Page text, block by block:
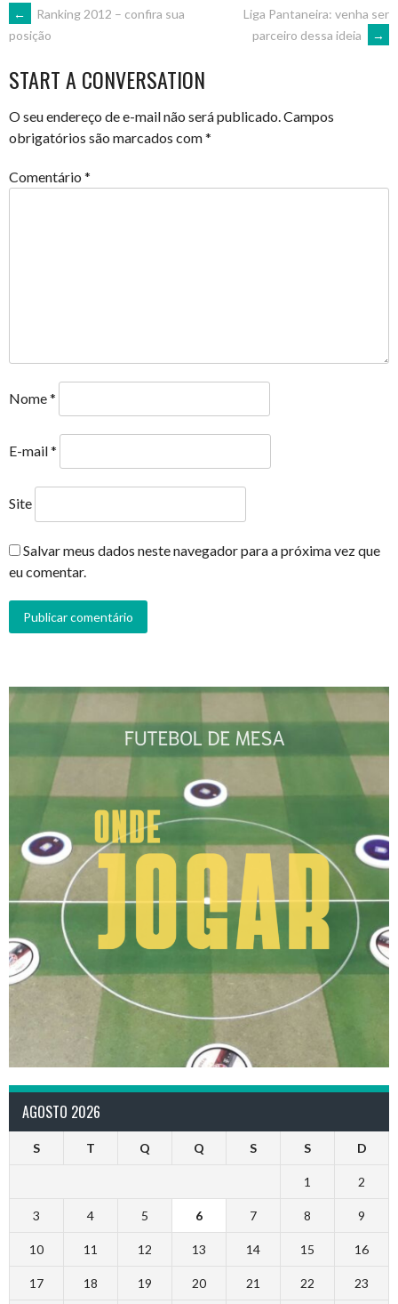
POST
NAVIGATION
←
Ranking 2012 – confira sua
posição
Liga Pantaneira: venha ser
parceiro dessa ideia
→
START A CONVERSATION
O seu endereço de e-mail não será publicado.Campos
obrigatórios são marcados com*
Comentário *
Nome*
E-mail*
Site
Salvar meus dados neste navegador para a próxima vez que
eu comentar.
AGOSTO 2026
S T Q Q S S D
1 2
3 4 5 6 7 8 9
10 11 12 13 14 15 16
17 18 19 20 21 22 23